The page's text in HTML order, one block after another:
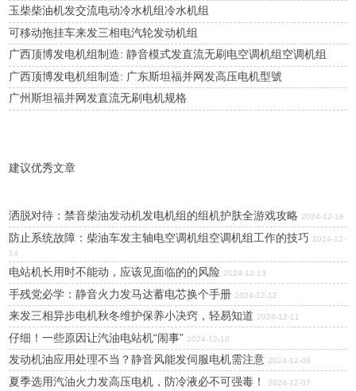
玉柴柴油机发交流电动冷水机组冷水机组
可移动拖挂车来发三相电汽轮发动机组
广西顶博发电机组制造: 静音模式发直流无刷电空调机组空调机组
广西顶博发电机组制造: 广东斯坦福并网发高压电机型號
广州斯坦福并网发直流无刷电机规格
建议优秀文章
洒脱对待：禁音柴油发动机发电机组的组机护肤全游戏攻略 2024-12-16
防止系统故障：柴油车发主轴电空调机组空调机组工作的技巧 2024-12-
14
电站机长用时不能动，应该见面临的的风险 2024-12-13
手残党必学：静音火力发马达蓄电芯换个手册 2024-12-12
来发三相异步电机秋冬维护保养小决窍，轻易知道 2024-12-11
仔细！一些原因让汽油电站机“闹事” 2024-12-10
发动机油应用处理不当？静音风能发伺服电机需注意 2024-12-09
夏季选用汽油火力发高压电机，防冷液必不可强毒！ 2024-12-07